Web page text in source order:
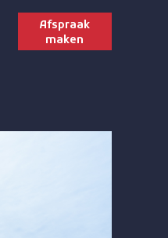
Afspraak
maken